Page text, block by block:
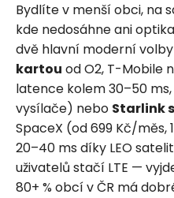
Bydlíte v menší obci, na
kde nedosáhne ani
dvě hlavní moderní
kartou od O2, T-Mobile
latence kolem 30–50
vysílače) nebo Starlink
SpaceX (od 699 Kč/měs,
20–40 ms díky LEO
uživatelů stačí LTE —
80+ % obcí v ČR má